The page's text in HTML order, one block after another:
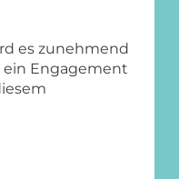
es zunehmend
ein Engagement